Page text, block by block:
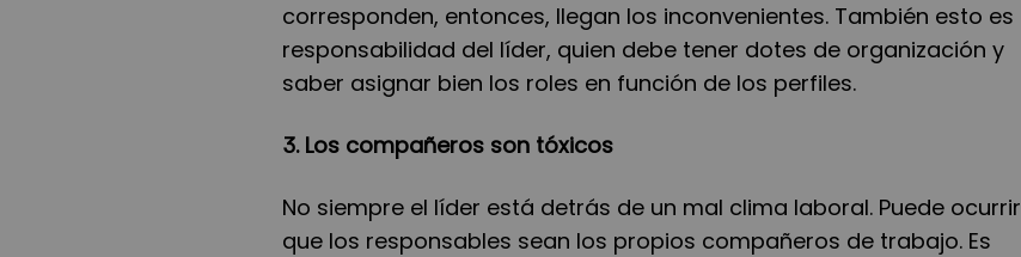
corresponden, entonces, llegan los inconvenientes. También esto es
responsabilidad del líder, quien debe tener dotes de organización y
saber asignar bien los roles en función de los perfiles.
3. Los compañeros son tóxicos
No siempre el líder está detrás de un mal clima laboral. Puede ocurrir
que los responsables sean los propios compañeros de trabajo. Es